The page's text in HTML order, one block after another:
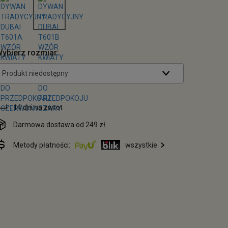
rozmiar:
Produkt niedostępny
14 dni na zwrot
Darmowa dostawa od 249 zł
Metody płatności: wszystkie